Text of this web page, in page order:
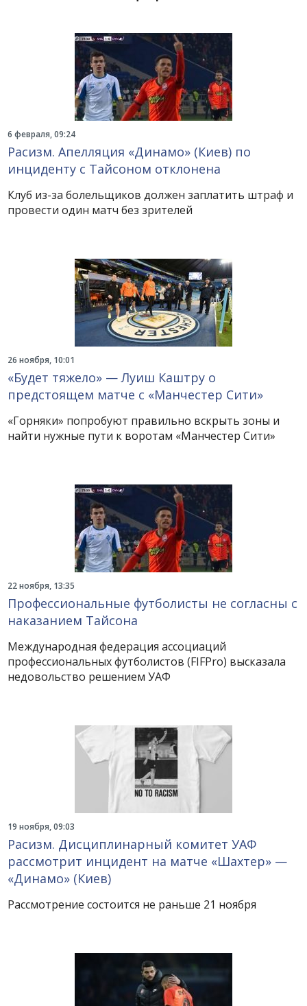
6 февраля, 09:24
Расизм. Апелляция «Динамо» (Киев) по
инциденту с Тайсоном отклонена
Клуб из-за болельщиков должен заплатить штраф и
провести один матч без зрителей
26 ноября, 10:01
«Будет тяжело» — Луиш Каштру о
предстоящем матче с «Манчестер Сити»
«Горняки» попробуют правильно вскрыть зоны и
найти нужные пути к воротам «Манчестер Сити»
22 ноября, 13:35
Профессиональные футболисты не согласны с
наказанием Тайсона
Международная федерация ассоциаций
профессиональных футболистов (FIFPro) высказала
недовольство решением УАФ
19 ноября, 09:03
Расизм. Дисциплинарный комитет УАФ
рассмотрит инцидент на матче «Шахтер» —
«Динамо» (Киев)
Рассмотрение состоится не раньше 21 ноября